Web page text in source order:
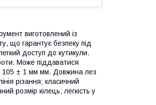
виготовлений із
що гарантує безпеку під
доступ до кутикули.
Може піддаватися
105 ± 1 мм мм. Довжина лез
різання; класичний
розмір кілець; легкість у